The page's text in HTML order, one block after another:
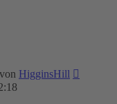
von HigginsHill